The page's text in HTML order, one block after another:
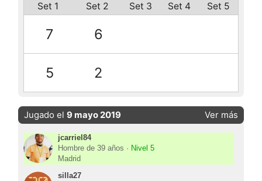
Set 1 Set 2 Set 3 Set 4 Set 5
7 6
5 2
Jugado el9 mayo 2019 Ver más
jcarriel84
Hombre de 39 años · Nivel 5
Madrid
silla27